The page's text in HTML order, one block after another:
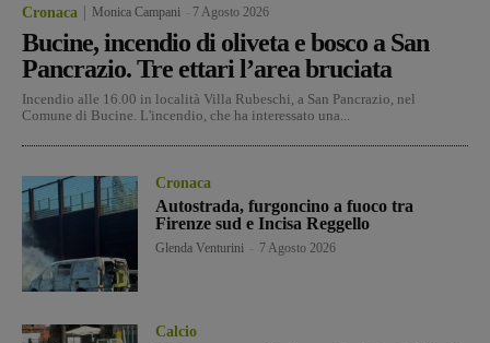
Cronaca Monica Campani 7 Agosto 2026
Bucine, incendio di oliveta e bosco a San
Pancrazio. Tre ettari l’area bruciata
Incendio alle 16.00 in località Villa Rubeschi, a San Pancrazio, nel
Comune di Bucine. L'incendio, che ha interessato una...
Cronaca
Autostrada, furgoncino a fuoco tra
Firenze sud e Incisa Reggello
Glenda Venturini 7 Agosto 2026
Calcio